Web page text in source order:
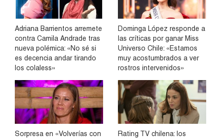
Adriana Barrientos arremete
contra Camila Andrade tras
nueva polémica: «No sé si
es decencia andar tirando
los colaless»
Dominga López responde a
las críticas por ganar Miss
Universo Chile: «Estamos
muy acostumbrados a ver
rostros intervenidos»
Sorpresa en «Volverías con
Rating TV chilena: los